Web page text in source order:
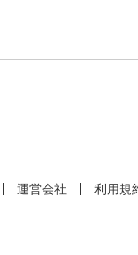
運営会社 利用規